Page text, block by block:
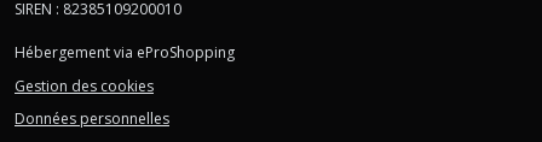
SIREN : 82385109200010
Hébergement via eProShopping
Gestion des cookies
Données personnelles